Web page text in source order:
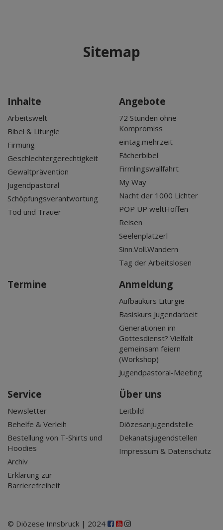
Sitemap
Inhalte
Arbeitswelt
Bibel & Liturgie
Firmung
Geschlechtergerechtigkeit
Gewaltprävention
Jugendpastoral
Schöpfungsverantwortung
Tod und Trauer
Angebote
72 Stunden ohne
Kompromiss
eintag.mehrzeit
Fächerbibel
Firmlingswallfahrt
My Way
Nacht der 1000 Lichter
POP UP weltHoffen
Reisen
Seelenplatzerl
Sinn.Voll.Wandern
Tag der Arbeitslosen
Termine Anmeldung
Aufbaukurs Liturgie
Basiskurs Jugendarbeit
Generationen im
Gottesdienst? Vielfalt
gemeinsam feiern
(Workshop)
Jugendpastoral-Meeting
Service
Newsletter
Behelfe & Verleih
Bestellung von T-Shirts und
Hoodies
Archiv
Erklärung zur
Barrierefreiheit
Über uns
Leitbild
Diözesanjugendstelle
Dekanatsjugendstellen
Impressum & Datenschutz
© Diözese Innsbruck | 2024